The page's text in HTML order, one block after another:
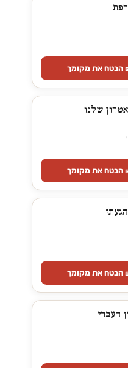
הבטח את מקומך
שלנו
הבטח את מקומך
הבטח את מקומך
העברי